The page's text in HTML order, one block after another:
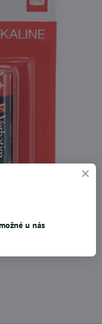
miesto pre aktívne
za balenie
u nás